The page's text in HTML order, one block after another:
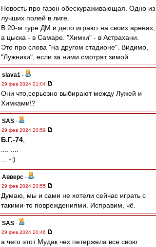
Новость про газон обескураживающая. Одно из
лучших полей в лиге.
В 20-м туре ДМ и депо играют на своих аренах,
а цыска - в Самаре. "Химки" - в Астрахани.
Это про слова "на другом стадионе". Видимо,
"Лужники", если за ними смотрят зимой.
slava1 -
29 фев 2024 21:04
Они что,серьезно выбирают между Лужей и
Химками!?
SAS -
29 фев 2024 20:59
Б.Г.-74
... -:)
Авверс -
29 фев 2024 20:55
Думаю, мы и сами не хотели сейчас играть с
такими-то повреждениями. Исправим, чё.
SAS -
29 фев 2024 20:46
а чего этот Мудак чех петержела все свою